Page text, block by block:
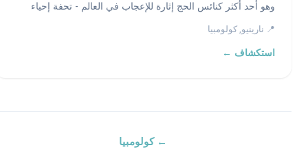
وهو أحد أكثر كنائس الحج إثارة للإعجاب في العالم - تحفة إحياء
مطبوعة مباشرة على الحجر.
📍 نارينيو, كولومبيا
استكشاف ←
← كولومبيا